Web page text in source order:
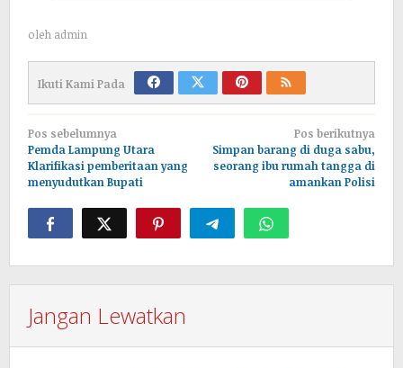
oleh admin
Ikuti Kami Pada
Navigasi
pos
Pos sebelumnya
Pemda Lampung Utara
Klarifikasi pemberitaan yang
menyudutkan Bupati
Pos berikutnya
Simpan barang di duga sabu,
seorang ibu rumah tangga di
amankan Polisi
Jangan Lewatkan